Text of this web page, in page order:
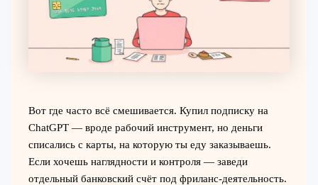
Вот где часто всё смешивается. Купил подписку на
ChatGPT — вроде рабочий инструмент, но деньги
списались с карты, на которую ты еду заказываешь.
Если хочешь наглядности и контроля — заведи
отдельный банковский счёт под фриланс-деятельность.